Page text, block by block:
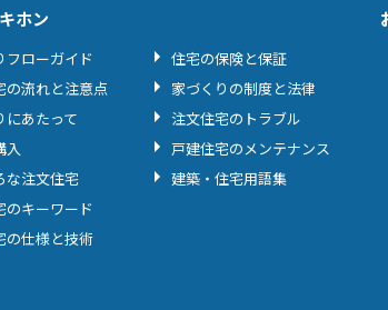
ホン
フローガイド
の流れと注意点
にあたって
入
な注文住宅
のキーワード
の仕様と技術
住宅の保険と保証
家づくりの制度と法律
注文住宅のトラブル
戸建住宅のメンテナンス
建築・住宅用語集